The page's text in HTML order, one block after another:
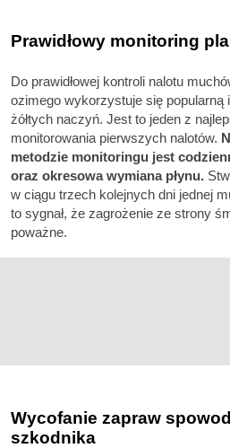
Prawidłowy monitoring
Do prawidłowej kontroli nalotu
ozimego wykorzystuje się popularną
żółtych naczyń. Jest to jeden z
monitorowania pierwszych nalotów.
metodzie monitoringu jest
oraz okresowa wymiana płynu.
w ciągu trzech kolejnych dni jednej
to sygnał, że zagrożenie ze strony
poważne.
Wycofanie zapraw
szkodnika